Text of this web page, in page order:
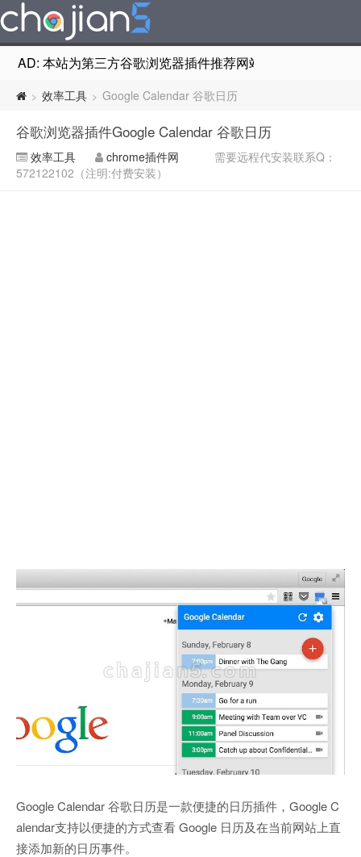
AD: 本站为第三方谷歌浏览器插件推荐网站，非Google
> 效率工具 > Google Calendar 谷歌日历
谷歌浏览器插件Google Calendar 谷歌日历
效率工具 chrome插件网
需要远程代安装联系Q：
572122102（注明:付费安装）
Google Calendar 谷歌日历是一款便捷的日历插件，Google C
alendar支持以便捷的方式查看 Google 日历及在当前网站上直
接添加新的日历事件。